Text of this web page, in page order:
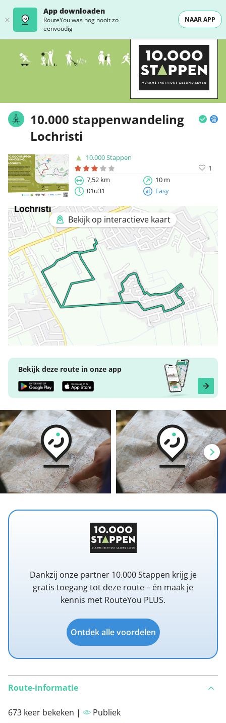
App downloaden
RouteYou was nog nooit zo
eenvoudig
NAAR APP
10.000 stappenwandeling
Lochristi
10.000 Stappen
1
7,52 km
10 m
01u31
Easy
Bekijk op interactieve kaart
Bekijk deze route in onze app
Dankzij onze partner 10.000 Stappen krijg je
gratis toegang tot deze route – én maak je
kennis met RouteYou PLUS.
Ontdek alle voordelen
Route-informatie
673 keer bekeken | Publiek